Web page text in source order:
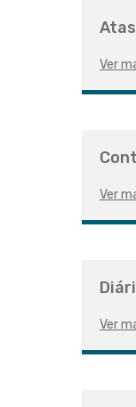
Atas
Ver
Ver
Ver